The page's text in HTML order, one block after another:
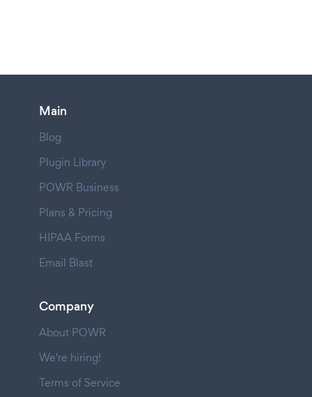
Main
Blog
Plugin Library
POWR Business
Plans & Pricing
HIPAA Forms
Email Blast
Company
About POWR
We're hiring!
Terms of Service